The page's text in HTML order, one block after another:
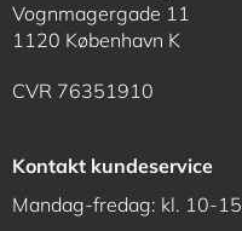
Vognmagergade 11
1120 København K
CVR 76351910
Kontakt kundeservice
Mandag-fredag: kl. 10-15